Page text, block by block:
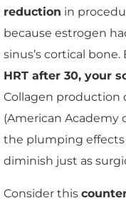
reduction in
because estrogen
sinus’s cortical
HRT after 30, your
Collagen production
(American Academy
the plumping effects
diminish just as
Consider this